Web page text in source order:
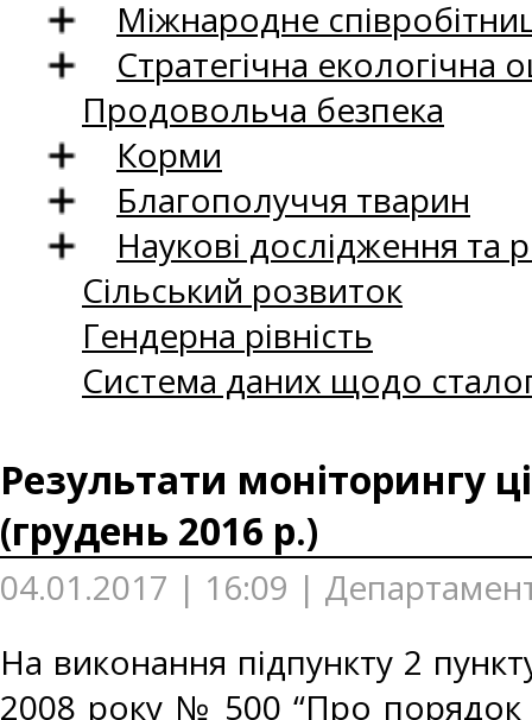
Міжнародне
Стратегічна екологічна
Продовольча безпека
Корми
Благополуччя тварин
Наукові дослідження та
Сільський розвиток
Гендерна рівність
Система даних щодо
Результати моніторингу
(грудень 2016 р.)
04.01.2017 | 16:09 |
На виконання підпункту 2
2008 року № 500 “Про порядок